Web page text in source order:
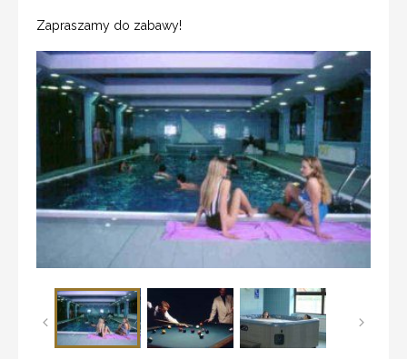
Zapraszamy do zabawy!